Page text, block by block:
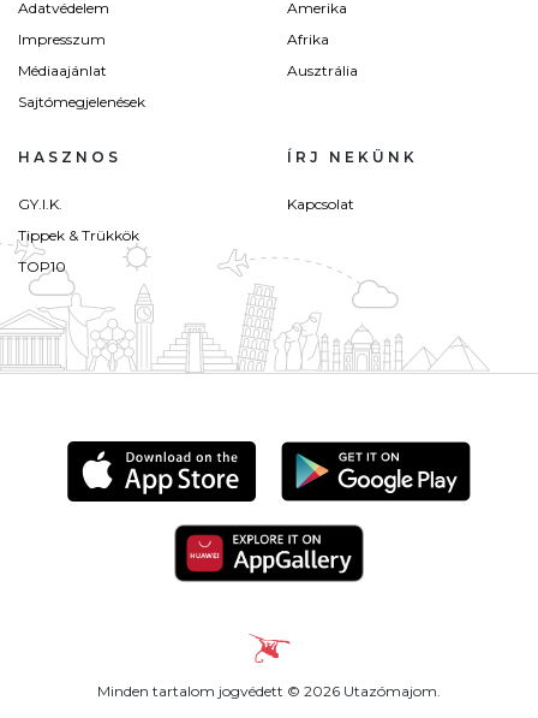
Adatvédelem
Impresszum
Médiaajánlat
Sajtómegjelenések
Amerika
Afrika
Ausztrália
HASZNOS
GY.I.K.
Tippek & Trükkök
TOP10
ÍRJ NEKÜNK
Kapcsolat
Minden tartalom jogvédett © 2026 Utazómajom.